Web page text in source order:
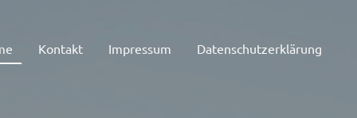
Kontakt Impressum Datenschutzerklärung